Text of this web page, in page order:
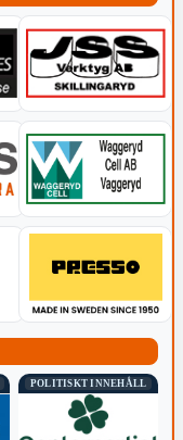
POLITISKT INNEHÅLL